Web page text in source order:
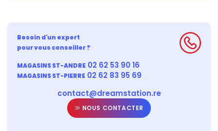
Besoin d'un expert
pour vous conseiller ?
MAGASINS ST-ANDRE 02 62 53 90 16
MAGASINS ST-PIERRE 02 62 83 95 69
contact@dreamstation.re
NOUS CONTACTER